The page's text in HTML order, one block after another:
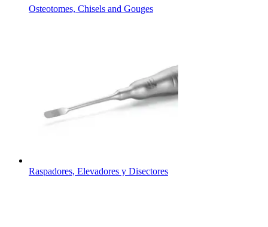
Osteotomes, Chisels and Gouges
Raspadores, Elevadores y Disectores